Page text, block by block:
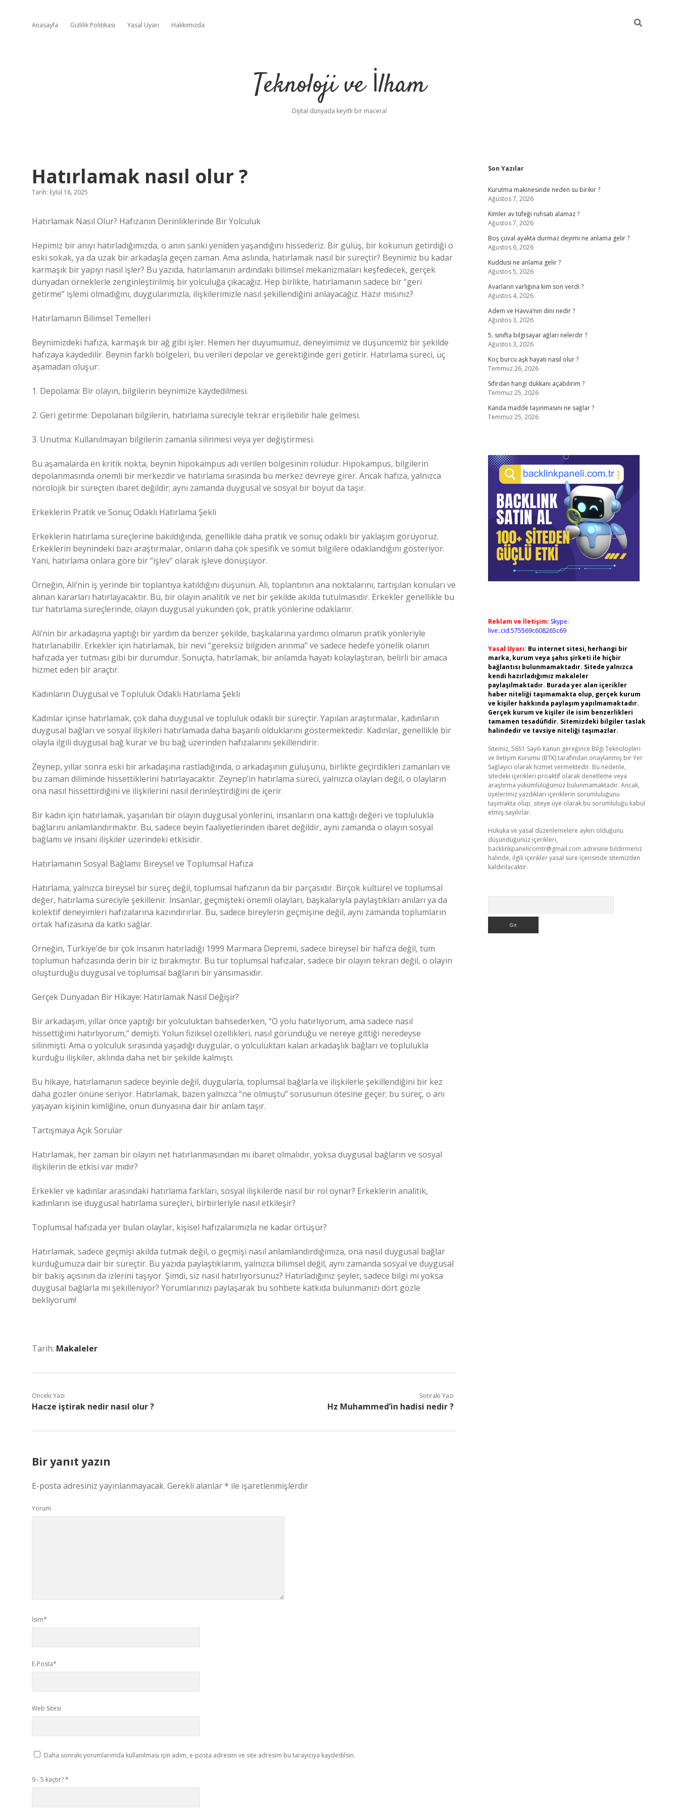
Anasayfa Gizlilik Politikası Yasal Uyarı Hakkımızda
Teknoloji ve İlham
Dijital dünyada keyifli bir macera!
Hatırlamak nasıl olur ?
Tarih: Eylül 18, 2025
Hatırlamak Nasıl Olur? Hafızanın Derinliklerinde Bir Yolculuk
Hepimiz bir anıyı hatırladığımızda, o anın sanki yeniden yaşandığını hissederiz. Bir gülüş, bir kokunun getirdiği o
eski sokak, ya da uzak bir arkadaşla geçen zaman. Ama aslında, hatırlamak nasıl bir süreçtir? Beynimiz bu kadar
karmaşık bir yapıyı nasıl işler? Bu yazıda, hatırlamanın ardındaki bilimsel mekanizmaları keşfedecek, gerçek
dünyadan örneklerle zenginleştirilmiş bir yolculuğa çıkacağız. Hep birlikte, hatırlamanın sadece bir “geri
getirme” işlemi olmadığını, duygularımızla, ilişkilerimizle nasıl şekillendiğini anlayacağız. Hazır mısınız?
Hatırlamanın Bilimsel Temelleri
Beynimizdeki hafıza, karmaşık bir ağ gibi işler. Hemen her duyumumuz, deneyimimiz ve düşüncemiz bir şekilde
hafızaya kaydedilir. Beynin farklı bölgeleri, bu verileri depolar ve gerektiğinde geri getirir. Hatırlama süreci, üç
aşamadan oluşur:
1. Depolama: Bir olayın, bilgilerin beynimize kaydedilmesi.
2. Geri getirme: Depolanan bilgilerin, hatırlama süreciyle tekrar erişilebilir hale gelmesi.
3. Unutma: Kullanılmayan bilgilerin zamanla silinmesi veya yer değiştirmesi.
Bu aşamalarda en kritik nokta, beynin hipokampus adı verilen bölgesinin rolüdür. Hipokampus, bilgilerin
depolanmasında önemli bir merkezdir ve hatırlama sırasında bu merkez devreye girer. Ancak hafıza, yalnızca
nörolojik bir süreçten ibaret değildir; aynı zamanda duygusal ve sosyal bir boyut da taşır.
Erkeklerin Pratik ve Sonuç Odaklı Hatırlama Şekli
Erkeklerin hatırlama süreçlerine bakıldığında, genellikle daha pratik ve sonuç odaklı bir yaklaşım görüyoruz.
Erkeklerin beynindeki bazı araştırmalar, onların daha çok spesifik ve somut bilgilere odaklandığını gösteriyor.
Yani, hatırlama onlara göre bir “işlev” olarak işleve dönüşüyor.
Örneğin, Ali’nin iş yerinde bir toplantıya katıldığını düşünün. Ali, toplantının ana noktalarını, tartışılan konuları ve
alınan kararları hatırlayacaktır. Bu, bir olayın analitik ve net bir şekilde akılda tutulmasıdır. Erkekler genellikle bu
tür hatırlama süreçlerinde, olayın duygusal yükünden çok, pratik yönlerine odaklanır.
Ali’nin bir arkadaşına yaptığı bir yardım da benzer şekilde, başkalarına yardımcı olmanın pratik yönleriyle
hatırlanabilir. Erkekler için hatırlamak, bir nevi “gereksiz bilgiden arınma” ve sadece hedefe yönelik olanın
hafızada yer tutması gibi bir durumdur. Sonuçta, hatırlamak, bir anlamda hayatı kolaylaştıran, belirli bir amaca
hizmet eden bir araçtır.
Kadınların Duygusal ve Topluluk Odaklı Hatırlama Şekli
Kadınlar içinse hatırlamak, çok daha duygusal ve topluluk odaklı bir süreçtir. Yapılan araştırmalar, kadınların
duygusal bağları ve sosyal ilişkileri hatırlamada daha başarılı olduklarını göstermektedir. Kadınlar, genellikle bir
olayla ilgili duygusal bağ kurar ve bu bağ üzerinden hafızalarını şekillendirir.
Zeynep, yıllar sonra eski bir arkadaşına rastladığında, o arkadaşının gülüşünü, birlikte geçirdikleri zamanları ve
bu zaman diliminde hissettiklerini hatırlayacaktır. Zeynep’in hatırlama süreci, yalnızca olayları değil, o olayların
ona nasıl hissettirdiğini ve ilişkilerini nasıl derinleştirdiğini de içerir.
Bir kadın için hatırlamak, yaşanılan bir olayın duygusal yönlerini, insanların ona kattığı değeri ve toplulukla
bağlarını anlamlandırmaktır. Bu, sadece beyin faaliyetlerinden ibaret değildir, aynı zamanda o olayın sosyal
bağlamı ve insani ilişkiler üzerindeki etkisidir.
Hatırlamanın Sosyal Bağlamı: Bireysel ve Toplumsal Hafıza
Hatırlama, yalnızca bireysel bir süreç değil, toplumsal hafızanın da bir parçasıdır. Birçok kültürel ve toplumsal
değer, hatırlama süreciyle şekillenir. İnsanlar, geçmişteki önemli olayları, başkalarıyla paylaştıkları anıları ya da
kolektif deneyimleri hafızalarına kazındırırlar. Bu, sadece bireylerin geçmişine değil, aynı zamanda toplumların
ortak hafızasına da katkı sağlar.
Örneğin, Türkiye’de bir çok insanın hatırladığı 1999 Marmara Depremi, sadece bireysel bir hafıza değil, tüm
toplumun hafızasında derin bir iz bırakmıştır. Bu tür toplumsal hafızalar, sadece bir olayın tekrarı değil, o olayın
oluşturduğu duygusal ve toplumsal bağların bir yansımasıdır.
Gerçek Dünyadan Bir Hikaye: Hatırlamak Nasıl Değişir?
Bir arkadaşım, yıllar önce yaptığı bir yolculuktan bahsederken, “O yolu hatırlıyorum, ama sadece nasıl
hissettiğimi hatırlıyorum,” demişti. Yolun fiziksel özellikleri, nasıl göründüğü ve nereye gittiği neredeyse
silinmişti. Ama o yolculuk sırasında yaşadığı duygular, o yolculuktan kalan arkadaşlık bağları ve toplulukla
kurduğu ilişkiler, aklında daha net bir şekilde kalmıştı.
Bu hikaye, hatırlamanın sadece beyinle değil, duygularla, toplumsal bağlarla ve ilişkilerle şekillendiğini bir kez
daha gözler önüne seriyor. Hatırlamak, bazen yalnızca “ne olmuştu” sorusunun ötesine geçer; bu süreç, o anı
yaşayan kişinin kimliğine, onun dünyasına dair bir anlam taşır.
Tartışmaya Açık Sorular
Hatırlamak, her zaman bir olayın net hatırlanmasından mı ibaret olmalıdır, yoksa duygusal bağların ve sosyal
ilişkilerin de etkisi var mıdır?
Erkekler ve kadınlar arasındaki hatırlama farkları, sosyal ilişkilerde nasıl bir rol oynar? Erkeklerin analitik,
kadınların ise duygusal hatırlama süreçleri, birbirleriyle nasıl etkileşir?
Toplumsal hafızada yer bulan olaylar, kişisel hafızalarımızla ne kadar örtüşür?
Hatırlamak, sadece geçmişi akılda tutmak değil, o geçmişi nasıl anlamlandırdığımıza, ona nasıl duygusal bağlar
kurduğumuza dair bir süreçtir. Bu yazıda paylaştıklarım, yalnızca bilimsel değil, aynı zamanda sosyal ve duygusal
bir bakış açısının da izlerini taşıyor. Şimdi, siz nasıl hatırlıyorsunuz? Hatırladığınız şeyler, sadece bilgi mi yoksa
duygusal bağlarla mı şekilleniyor? Yorumlarınızı paylaşarak bu sohbete katkıda bulunmanızı dört gözle
bekliyorum!
Tarih: Makaleler
Önceki Yazı
Hacze iştirak nedir nasıl olur ?
Sonraki Yazı
Hz Muhammed’in hadisi nedir ?
Bir yanıt yazın
E-posta adresiniz yayınlanmayacak. Gerekli alanlar* ile işaretlenmişlerdir
Yorum
İsim*
E-Posta*
Web Sitesi
Daha sonraki yorumlarımda kullanılması için adım, e-posta adresim ve site adresim bu tarayıcıya kaydedilsin.
9 - 5 kaçtır?*
Sidebar
Son Yazılar
Kurutma makinesinde neden su birikir ?
Ağustos 7, 2026
Kimler av tüfeği ruhsatı alamaz ?
Ağustos 7, 2026
Boş çuval ayakta durmaz deyimi ne anlama gelir ?
Ağustos 6, 2026
Kuddusi ne anlama gelir ?
Ağustos 5, 2026
Avarların varlığına kim son verdi ?
Ağustos 4, 2026
Adem ve Havva’nın dini nedir ?
Ağustos 3, 2026
5. sınıfta bilgisayar ağları nelerdir ?
Ağustos 3, 2026
Koç burcu aşk hayatı nasıl olur ?
Temmuz 26, 2026
Sıfırdan hangi dükkanı açabilirim ?
Temmuz 25, 2026
Kanda madde taşınmasını ne sağlar ?
Temmuz 25, 2026
Reklam ve İletişim: Skype:
live:.cid.575569c608265c69
Yasal Uyarı: Bu internet sitesi, herhangi bir
marka, kurum veya şahıs şirketi ile hiçbir
bağlantısı bulunmamaktadır. Sitede yalnızca
kendi hazırladığımız makaleler
paylaşılmaktadır. Burada yer alan içerikler
haber niteliği taşımamakta olup, gerçek kurum
ve kişiler hakkında paylaşım yapılmamaktadır.
Gerçek kurum ve kişiler ile isim benzerlikleri
tamamen tesadüfidir. Sitemizdeki bilgiler taslak
halindedir ve tavsiye niteliği taşımazlar.
Sitemiz, 5651 Sayılı Kanun gereğince Bilgi Teknolojileri
ve İletişim Kurumu (BTK) tarafından onaylanmış bir Yer
Sağlayıcı olarak hizmet vermektedir. Bu nedenle,
sitedeki içerikleri proaktif olarak denetleme veya
araştırma yükümlülüğümüz bulunmamaktadır. Ancak,
üyelerimiz yazdıkları içeriklerin sorumluluğunu
taşımakta olup, siteye üye olarak bu sorumluluğu kabul
etmiş sayılırlar.
Hukuka ve yasal düzenlemelere aykırı olduğunu
düşündüğünüz içerikleri,
backlinkpanelicomtr@gmail.com adresine bildirmeniz
halinde, ilgili içerikler yasal süre içerisinde sitemizden
kaldırılacaktır.